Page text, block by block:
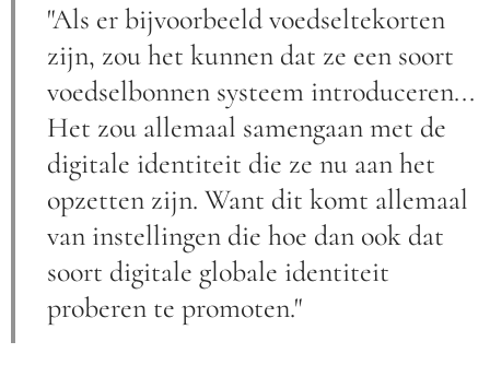
"Als er bijvoorbeeld voedseltekorten
zijn, zou het kunnen dat ze een soort
voedselbonnen systeem introduceren...
Het zou allemaal samengaan met de
digitale identiteit die ze nu aan het
opzetten zijn. Want dit komt allemaal
van instellingen die hoe dan ook dat
soort digitale globale identiteit
proberen te promoten."